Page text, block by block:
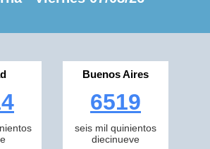
Buenos Aires
6519
seis mil quinientos
diecinueve